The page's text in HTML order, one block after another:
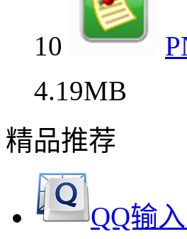
10
4.19MB
精品推荐
QQ输